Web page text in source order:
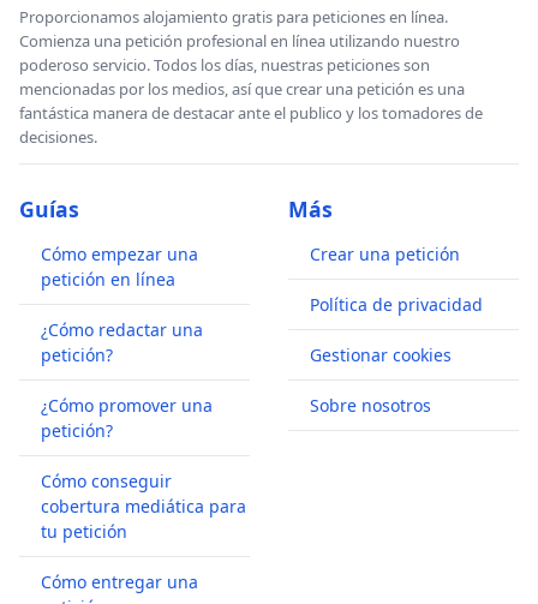
Proporcionamos alojamiento gratis para peticiones en línea.
Comienza una petición profesional en línea utilizando nuestro
poderoso servicio. Todos los días, nuestras peticiones son
mencionadas por los medios, así que crear una petición es una
fantástica manera de destacar ante el publico y los tomadores de
decisiones.
Guías
Cómo empezar una
petición en línea
¿Cómo redactar una
petición?
¿Cómo promover una
petición?
Cómo conseguir
cobertura mediática para
tu petición
Cómo entregar una
Más
Crear una petición
Política de privacidad
Gestionar cookies
Sobre nosotros